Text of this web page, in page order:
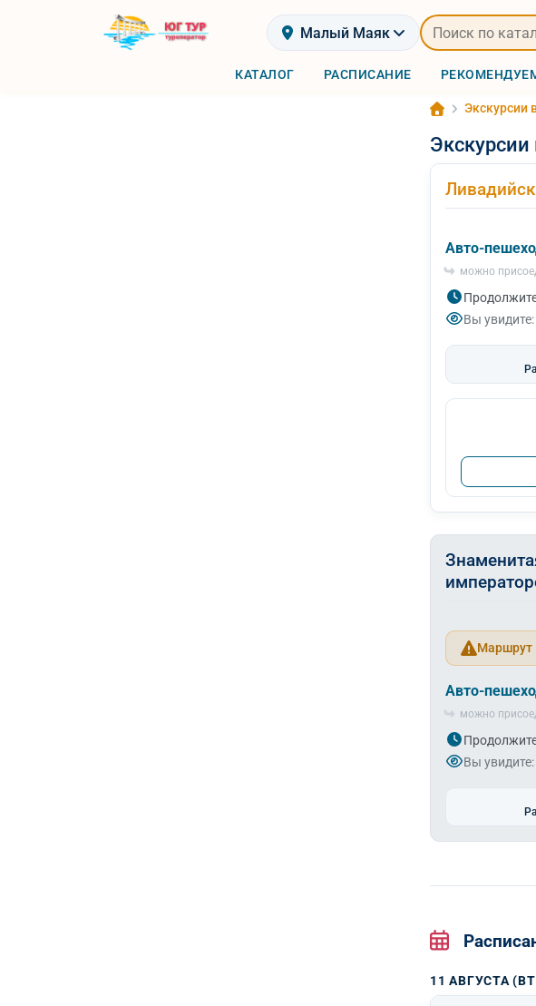
Малый Маяк
КАТАЛОГ РАСПИСАНИЕ
Экскурсии
Авто-
можно
Вы увидите:
Маршрут
Авто-
можно
Вы увидите:
11 АВГУСТА